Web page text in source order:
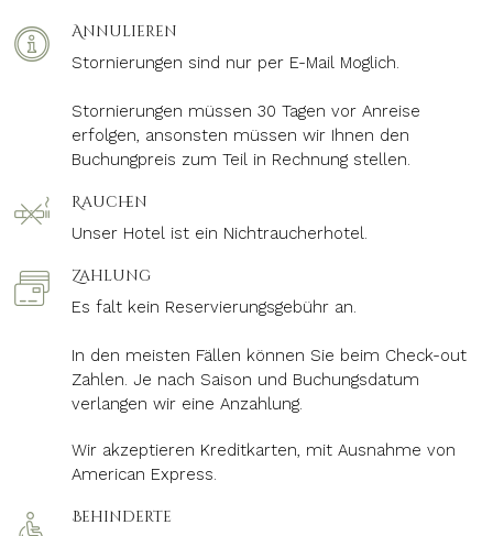
Annulieren
Stornierungen sind nur per E-Mail Moglich.
Stornierungen müssen 30 Tagen vor Anreise
erfolgen, ansonsten müssen wir Ihnen den
Buchungpreis zum Teil in Rechnung stellen.
Rauchen
Unser Hotel ist ein Nichtraucherhotel.
Zahlung
Es falt kein Reservierungsgebühr an.
In den meisten Fällen können Sie beim Check-out
Zahlen. Je nach Saison und Buchungsdatum
verlangen wir eine Anzahlung.
Wir akzeptieren Kreditkarten, mit Ausnahme von
American Express.
Behinderte